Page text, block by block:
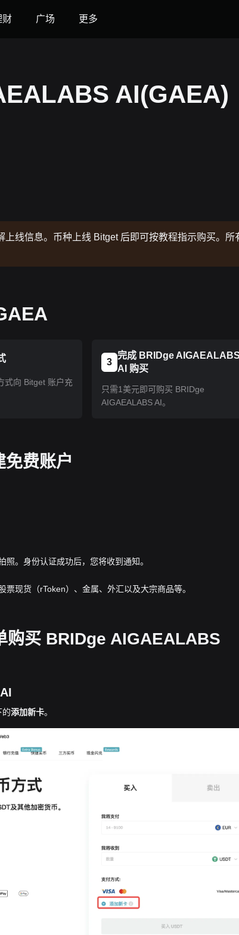
财 广场 更多
AI(GAEA)
线信息。币种上线 Bitget 后即可按教程指示购买。所
式向 Bitget 账户充
3
完成 BRIDge
AI 购买
只需1美元即可购买 BRIDge
AIGAEALABS AI。
费账户
。身份认证成功后，您将收到通知。
现货（rToken）、金属、外汇以及大宗商品等。
购买 BRIDge AIGAEALABS
的添加新卡。